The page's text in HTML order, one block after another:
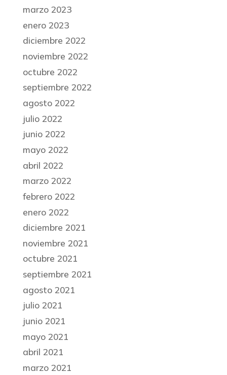
marzo 2023
enero 2023
diciembre 2022
noviembre 2022
octubre 2022
septiembre 2022
agosto 2022
julio 2022
junio 2022
mayo 2022
abril 2022
marzo 2022
febrero 2022
enero 2022
diciembre 2021
noviembre 2021
octubre 2021
septiembre 2021
agosto 2021
julio 2021
junio 2021
mayo 2021
abril 2021
marzo 2021